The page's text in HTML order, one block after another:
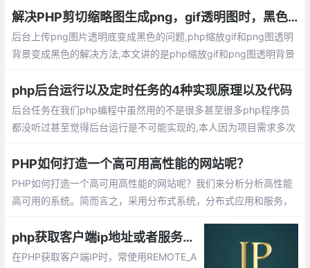
是对于定时任务这一块怎么使用都不行。
解决PHP剪切缩略图生成png，gif透明图时，黑色背景问题
后台上传png图片透明底变成黑色的问题,php缩放gif和png图透明
背景变成黑色的解决方法,本文讲的是php缩放gif和png图透明背景
pymerge
php后台运行以及定时任务的4种实现原理以及代码
后台任务在我们php编程中虽然用的不是很多甚至很多php程序员
都没听过甚至觉得后台运行是不可能实现的,本人因为项目需求多次
p监控
PHP如何打造一个高可用高性能的网站呢？
PHP如何打造一个高可用高性能的网站呢？我们来分析分析高性能
高可用的系统。简而言之，采用分布式系统，分布式应用和服务，
分布式锁。负载均衡，故障转移，实现高并发。
php获取客户端ip地址或者服务器ip地址
在PHP获取客户端IP时，常使用REMOTE_A